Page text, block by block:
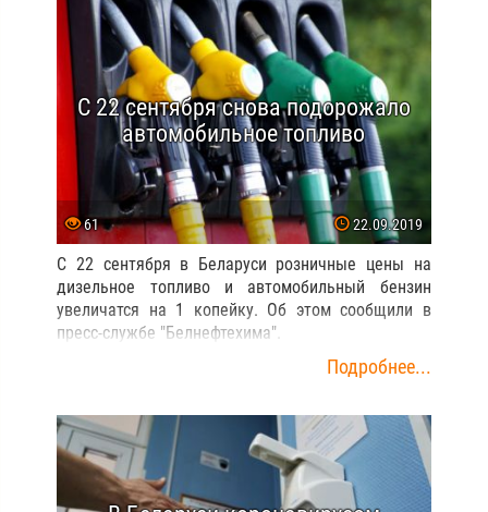
С 22 сентября снова подорожало
автомобильное топливо
61 22.09.2019
С 22 сентября в Беларуси розничные цены на
дизельное топливо и автомобильный бензин
увеличатся на 1 копейку. Об этом сообщили в
пресс-службе "Белнефтехима".
Подробнее...